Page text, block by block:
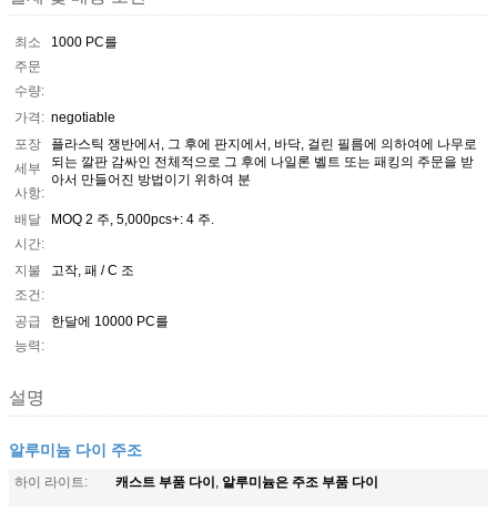
최소
주문
수량:
1000 PC를
가격: negotiable
포장
세부
사항:
플라스틱 쟁반에서, 그 후에 판지에서, 바닥, 걸린 필름에 의하여에 나무로
되는 깔판 감싸인 전체적으로 그 후에 나일론 벨트 또는 패킹의 주문을 받
아서 만들어진 방법이기 위하여 분
배달
시간:
MOQ 2 주, 5,000pcs+: 4 주.
지불
조건:
고작, 패 / C 조
공급
능력:
한달에 10000 PC를
설명
알루미늄 다이 주조
하이 라이트: 캐스트 부품 다이, 알루미늄은 주조 부품 다이